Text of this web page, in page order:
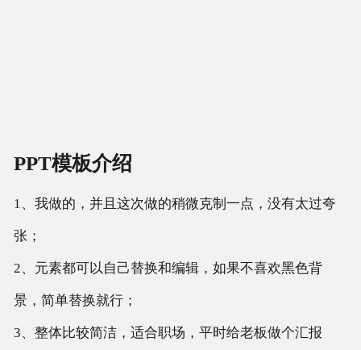
PPT模板介绍
1、我做的，并且这次做的稍微克制一点，没有太过夸
张；
2、元素都可以自己替换和编辑，如果不喜欢黑色背
景，简单替换就行；
3、整体比较简洁，适合职场，平时给老板做个汇报